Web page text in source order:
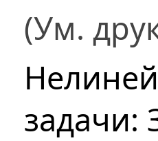
(Ум.
задачи: